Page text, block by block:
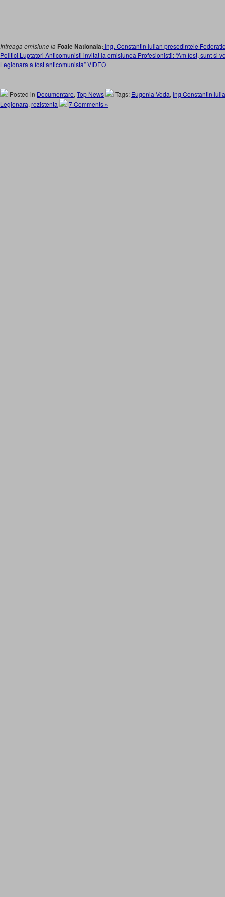
Intreaga emisiune la Foaie Nationala: Ing. Constantin Iulian presedintele
Politici Luptatori Anticomunisti invitat la emisiunea Profesionistii: “Am fost, sunt si
Legionara a fost anticomunista” VIDEO
Posted in Documentare, Top News Tags: Eugenia Voda, Ing Constantin
Legionara, rezistenta 7 Comments »